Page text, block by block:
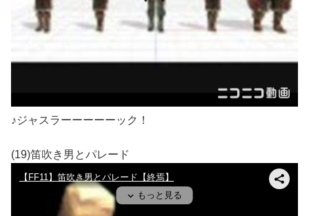
♪ジャスラーーーーーック！
(19)笛吹き男とパレード